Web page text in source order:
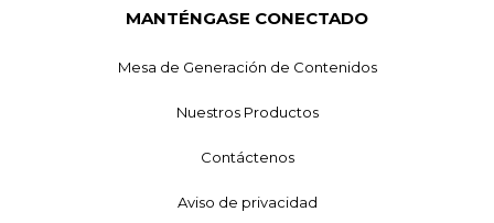
MANTÉNGASE CONECTADO
Mesa de Generación de Contenidos
Nuestros Productos
Contáctenos
Aviso de privacidad